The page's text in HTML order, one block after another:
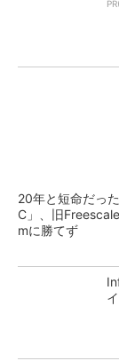
20年と短命だっ
C」、旧
mに勝てず